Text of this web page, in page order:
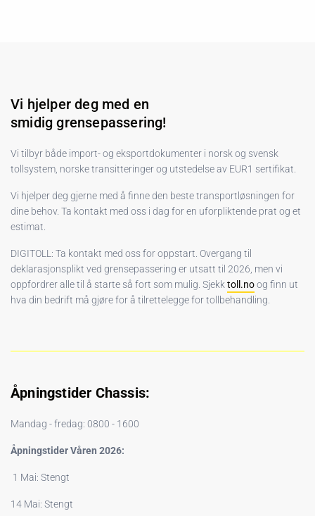
Vi hjelper deg med en
smidig grensepassering!
Vi tilbyr både import- og eksportdokumenter i norsk og svensk
tollsystem, norske transitteringer og utstedelse av EUR1 sertifikat.
Vi hjelper deg gjerne med å finne den beste transportløsningen for
dine behov. Ta kontakt med oss i dag for en uforpliktende prat og et
estimat.
DIGITOLL: Ta kontakt med oss for oppstart. Overgang til
deklarasjonsplikt ved grensepassering er utsatt til 2026, men vi
oppfordrer alle til å starte så fort som mulig. Sjekk toll.noog finn ut
hva din bedrift må gjøre for å tilrettelegge for tollbehandling.
Åpningstider Chassis:
Mandag - fredag: 0800 - 1600
Åpningstider Våren 2026:
1 Mai: Stengt
14 Mai: Stengt